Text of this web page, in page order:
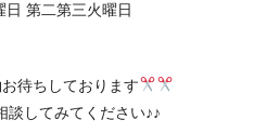
第二第三火曜日
待ちしております
談してみてください♪♪